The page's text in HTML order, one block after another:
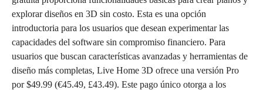
explorar diseños en 3D sin costo. Esta es una opción
introductoria para los usuarios que desean experimentar las
capacidades del software sin compromiso financiero. Para
usuarios que buscan características avanzadas y herramientas de
diseño más completas, Live Home 3D ofrece una versión Pro
por $49.99 (€45.49, £43.49). Este pago único otorga a los